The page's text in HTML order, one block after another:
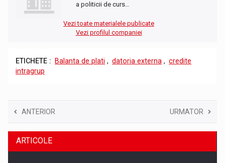
a politicii de curs…
Vezi toate materialele publicate
Vezi profilul companiei
ETICHETE : Balanta de plati , datoria externa , credite
intragrup
ANTERIOR URMATOR
ARTICOLE